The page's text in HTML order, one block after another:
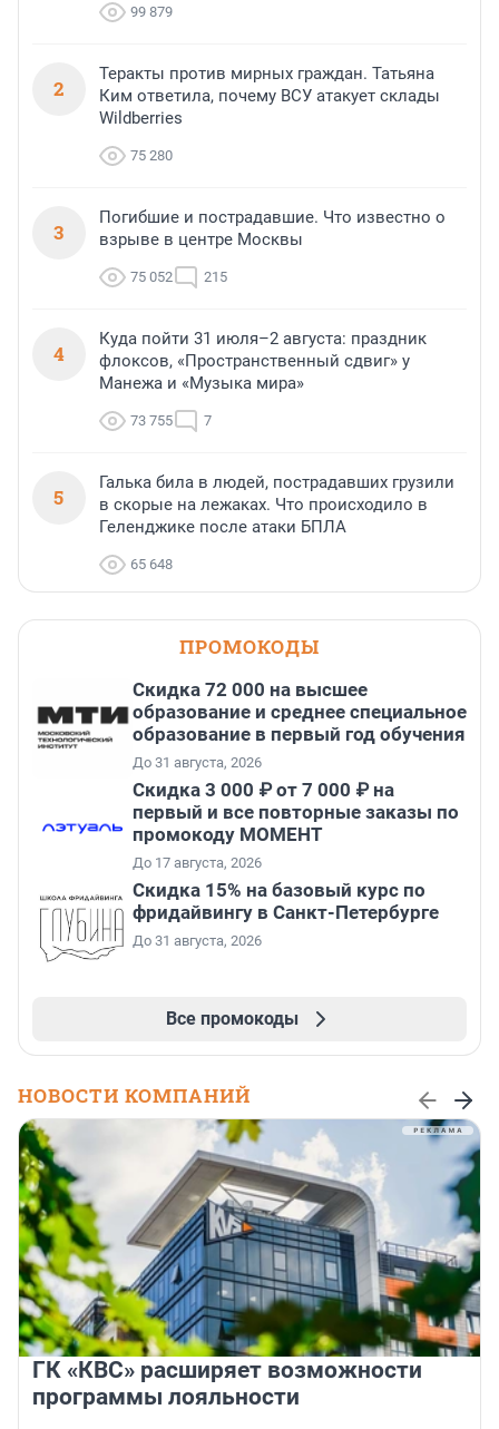
99 879
2
Теракты против мирных граждан. Татьяна
Ким ответила, почему ВСУ атакует склады
Wildberries
75 280
3
Погибшие и пострадавшие. Что известно о
взрыве в центре Москвы
75 052 215
4
Куда пойти 31 июля–2 августа: праздник
флоксов, «Пространственный сдвиг» у
Манежа и «Музыка мира»
73 755 7
5
Галька била в людей, пострадавших грузили
в скорые на лежаках. Что происходило в
Геленджике после атаки БПЛА
65 648
ПРОМОКОДЫ
Скидка 72 000 на высшее
образование и среднее специальное
образование в первый год обучения
До 31 августа, 2026
Скидка 3 000 ₽ от 7 000 ₽ на
первый и все повторные заказы по
промокоду МОМЕНТ
До 17 августа, 2026
Скидка 15% на базовый курс по
фридайвингу в Санкт-Петербурге
До 31 августа, 2026
Все промокоды
НОВОСТИ КОМПАНИЙ
ГК «КВС» расширяет возможности
программы лояльности